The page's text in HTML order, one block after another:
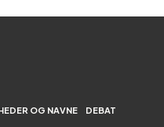
OG NAVNE DEBAT